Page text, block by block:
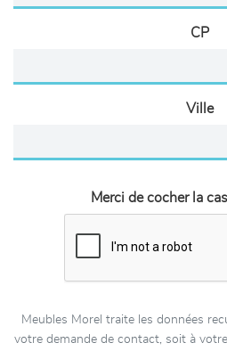
CP
Ville
Merci de cocher la
Meubles Morel traite les données
votre demande de contact, soit à